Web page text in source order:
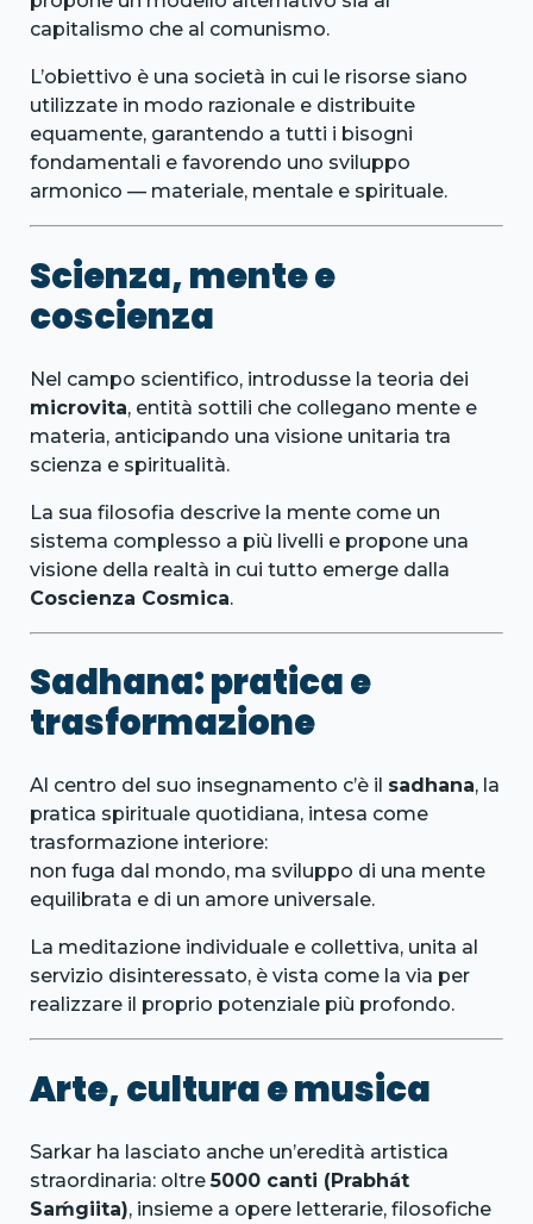
capitalismo che al comunismo.
L’obiettivo è una società in cui le risorse siano
utilizzate in modo razionale e distribuite
equamente, garantendo a tutti i bisogni
fondamentali e favorendo uno sviluppo
armonico — materiale, mentale e spirituale.
Scienza, mente e
coscienza
Nel campo scientifico, introdusse la teoria dei
microvita, entità sottili che collegano mente e
materia, anticipando una visione unitaria tra
scienza e spiritualità.
La sua filosofia descrive la mente come un
sistema complesso a più livelli e propone una
visione della realtà in cui tutto emerge dalla
Coscienza Cosmica.
Sadhana: pratica e
trasformazione
Al centro del suo insegnamento c’è il sadhana, la
pratica spirituale quotidiana, intesa come
trasformazione interiore:
non fuga dal mondo, ma sviluppo di una mente
equilibrata e di un amore universale.
La meditazione individuale e collettiva, unita al
servizio disinteressato, è vista come la via per
realizzare il proprio potenziale più profondo.
Arte, cultura e musica
Sarkar ha lasciato anche un’eredità artistica
straordinaria: oltre5000 canti (Prabhát
Saḿgiita), insieme a opere letterarie, filosofiche